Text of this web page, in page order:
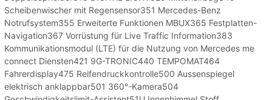
Scheibenwischer mit Regensensor351 Mercedes-Benz
Notrufsystem355 Erweiterte Funktionen MBUX365 Festplatten-
Navigation367 Vorrüstung für Live Traffic Information383
Kommunikationsmodul (LTE) für die Nutzung von Mercedes me
connect Diensten421 9G-TRONIC440 TEMPOMAT464
Fahrerdisplay475 Reifendruckkontrolle500 Aussenspiegel
elektrisch anklappbar501 360°-Kamera504